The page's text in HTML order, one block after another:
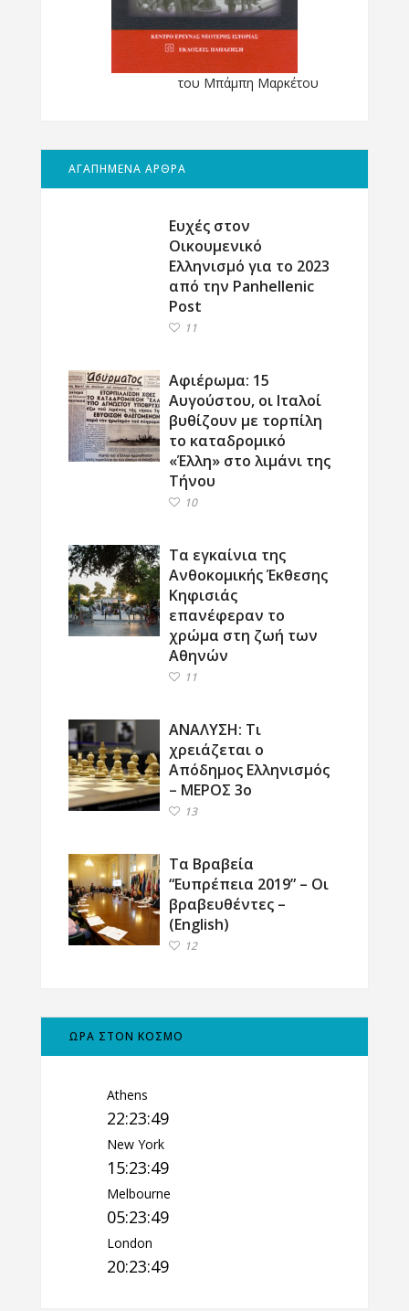
του Μπάμπη Μαρκέτου
ΑΓΑΠΗΜΕΝΑ ΑΡΘΡΑ
Ευχές στον
Οικουμενικό
Ελληνισμό για το 2023
από την Panhellenic
Post
11
Αφιέρωμα: 15
Αυγούστου, οι Ιταλοί
βυθίζουν με τορπίλη
το καταδρομικό
«Έλλη» στο λιμάνι της
Τήνου
10
Τα εγκαίνια της
Ανθοκομικής Έκθεσης
Κηφισιάς
επανέφεραν το
χρώμα στη ζωή των
Αθηνών
11
ΑΝΑΛΥΣΗ: Τι
χρειάζεται ο
Απόδημος Ελληνισμός
– ΜΕΡΟΣ 3ο
13
Τα Βραβεία
“Ευπρέπεια 2019” – Οι
βραβευθέντες –
(English)
12
ΩΡΑ ΣΤΟΝ ΚΟΣΜΟ
Athens
22:23:50
New York
15:23:50
Melbourne
05:23:50
London
20:23:50